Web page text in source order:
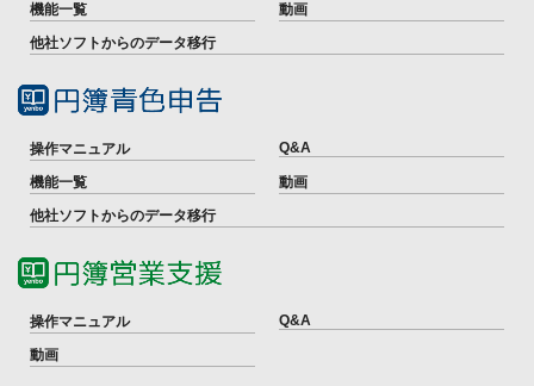
機能一覧
動画
他社ソフトからのデータ移行
操作マニュアル Q&A
機能一覧
動画
他社ソフトからのデータ移行
操作マニュアル Q&A
動画